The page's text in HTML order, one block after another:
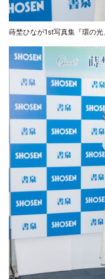
蒔埜ひなが1st写真集『環の